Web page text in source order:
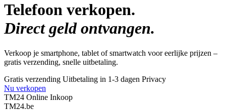
Telefoon verkopen.
Direct geld ontvangen.
Verkoop je smartphone, tablet of smartwatch voor eerlijke prijzen –
gratis verzending, snelle uitbetaling.
Gratis verzending Uitbetaling in 1-3 dagen Privacy
Nu verkopen
TM24 Online Inkoop
TM24.be